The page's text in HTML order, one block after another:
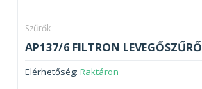
Szűrők
AP137/6 FILTRON LEVEGŐSZŰRŐ
Elérhetőség: Raktáron